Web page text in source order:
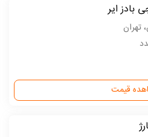
بادز ایر
تهران
قیمت